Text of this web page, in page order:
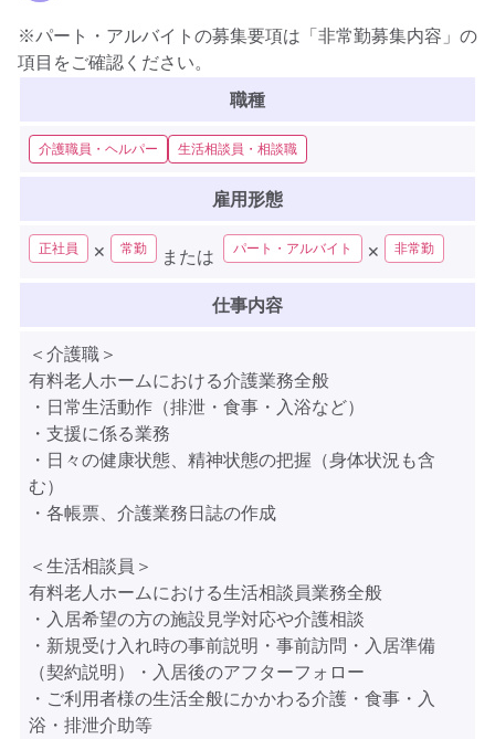
※パート・アルバイトの募集要項は「非常勤募集内容」の
項目をご確認ください。
職種
介護職員・ヘルパー 生活相談員・相談職
雇用形態
正社員 ✕ 常勤 または パート・アルバイト ✕ 非常勤
仕事内容
＜介護職＞
有料老人ホームにおける介護業務全般
・日常生活動作（排泄・食事・入浴など）
・支援に係る業務
・日々の健康状態、精神状態の把握（身体状況も含
む）
・各帳票、介護業務日誌の作成
＜生活相談員＞
有料老人ホームにおける生活相談員業務全般
・入居希望の方の施設見学対応や介護相談
・新規受け入れ時の事前説明・事前訪問・入居準備
（契約説明）・入居後のアフターフォロー
・ご利用者様の生活全般にかかわる介護・食事・入
浴・排泄介助等